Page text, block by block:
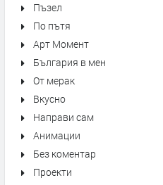
Пъзел
По пътя
Арт Момент
България в мен
От мерак
Вкусно
Направи сам
Анимации
Без коментар
Проекти